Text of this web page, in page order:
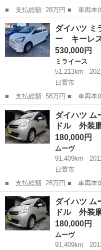
■ 支払総額: 28万円 ■ 車両本体価格： 180,000 円 ■ メーカー
名： ダイハツ ■ 車種名：
証付 エアコアイドル 外装磨
ニング ＣＤ ■...
鹿児島 日置市 ムーヴ
ダイハツ
ー キーレ
530,000円
ミライース
51,213km
日置市
■ 支払総額: 58万円 ■ 車両本体価格： 530,000 円 ■ メーカー
名： ダイハツ ■ 車種名：
ライブレコーダー キーレス
ＶＴ 盗難防止シ...
鹿児島 日置市 ミライース
ダイハツ
ドル 外装
180,000円
ムーヴ
91,409km
日置市
■ 支払総額: 28万円 ■ 車両本体価格： 180,000 円 ■ メーカー
名： ダイハツ ■ 車種名：
証付 エアコアイドル 外装磨
ニング ＣＤ ■...
鹿児島 日置市 ムーヴ
ダイハツ
ドル 外装
180,000円
ムーヴ
91,409km